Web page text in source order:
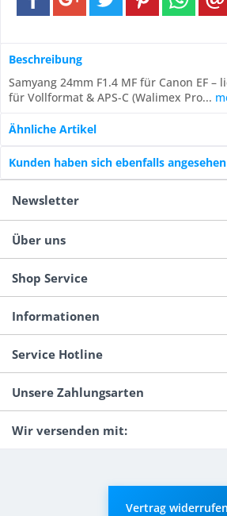
Beschreibung
Samyang 24mm F1.4 MF für Canon EF
für Vollformat & APS-C (Walimex Pro...
Ähnliche Artikel
Kunden haben sich ebenfalls angesehen
Newsletter
Über uns
Shop Service
Informationen
Service Hotline
Unsere Zahlungsarten
Wir versenden mit:
Vertrag widerrufen